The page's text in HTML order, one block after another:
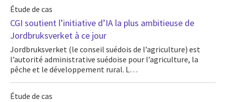
Étude de cas
CGI soutient l’initiative d’IA la plus ambitieuse de
Jordbruksverket à ce jour
Jordbruksverket (le conseil suédois de l’agriculture) est
l’autorité administrative suédoise pour l’agriculture, la
pêche et le développement rural. L…
Étude de cas